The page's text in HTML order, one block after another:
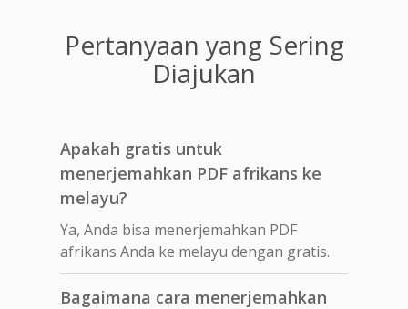
Pertanyaan yang Sering
Diajukan
Apakah gratis untuk
menerjemahkan PDF afrikans ke
melayu?
Ya, Anda bisa menerjemahkan PDF
afrikans Anda ke melayu dengan gratis.
Bagaimana cara menerjemahkan